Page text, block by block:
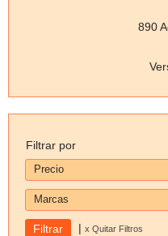
890
Filtrar por
Precio
Marcas
| x Quitar Filtros